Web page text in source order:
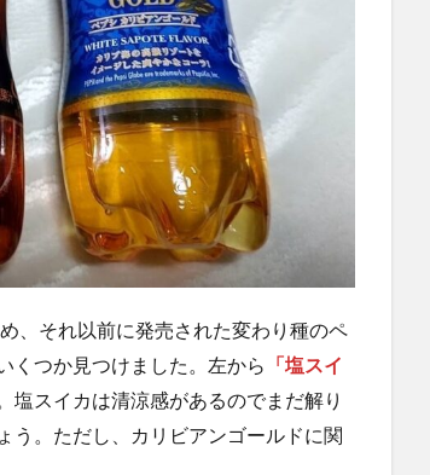
、それ以前に発売された変わり種のペ
くつか見つけました。左から 「塩スイ
塩スイカは清涼感があるのでまだ解り
う。ただし、カリビアンゴールドに関